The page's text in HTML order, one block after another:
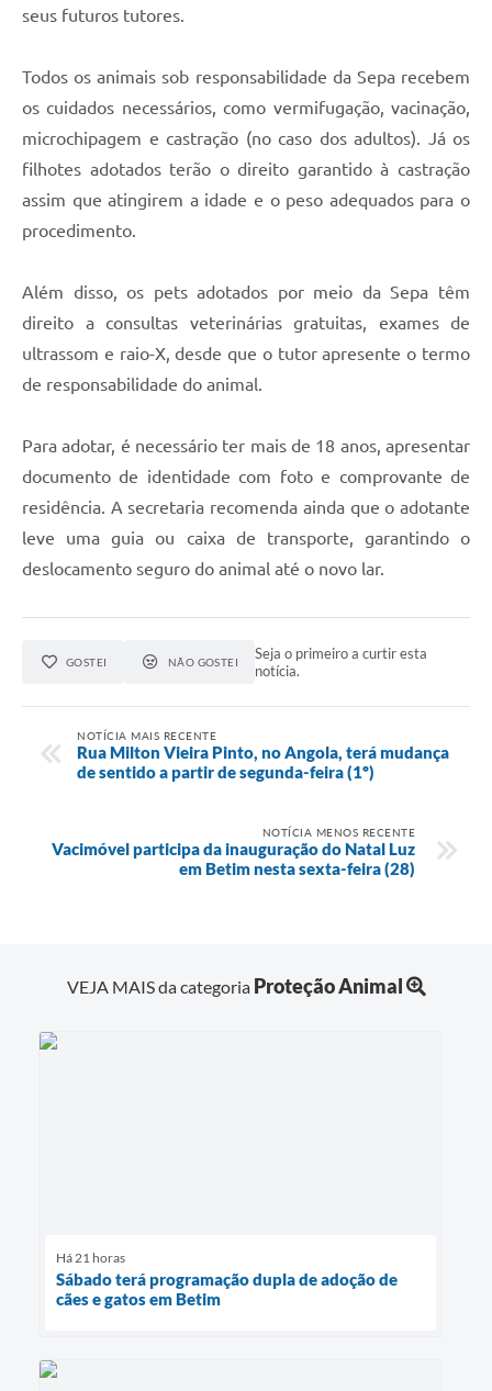
seus futuros tutores.
Todos os animais sob responsabilidade da Sepa recebem
os cuidados necessários, como vermifugação, vacinação,
microchipagem e castração (no caso dos adultos). Já os
filhotes adotados terão o direito garantido à castração
assim que atingirem a idade e o peso adequados para o
procedimento.
Além disso, os pets adotados por meio da Sepa têm
direito a consultas veterinárias gratuitas, exames de
ultrassom e raio-X, desde que o tutor apresente o termo
de responsabilidade do animal.
Para adotar, é necessário ter mais de 18 anos, apresentar
documento de identidade com foto e comprovante de
residência. A secretaria recomenda ainda que o adotante
leve uma guia ou caixa de transporte, garantindo o
deslocamento seguro do animal até o novo lar.
GOSTEI NÃO GOSTEI
Seja o primeiro a curtir esta
notícia.
NOTÍCIA MAIS RECENTE
Rua Milton Vieira Pinto, no Angola, terá mudança
de sentido a partir de segunda-feira (1º)
NOTÍCIA MENOS RECENTE
Vacimóvel participa da inauguração do Natal Luz
em Betim nesta sexta-feira (28)
VEJA MAIS da categoria Proteção Animal
Há 21 horas
Sábado terá programação dupla de adoção de
cães e gatos em Betim